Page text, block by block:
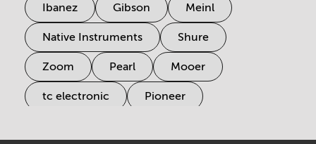
Ibanez Gibson Meinl
Native Instruments Shure
Zoom Pearl Mooer
tc electronic Pioneer